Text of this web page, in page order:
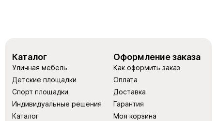
Каталог
Уличная мебель
Детские площадки
Спорт площадки
Индивидуальные решения
Каталог
Оформление заказа
Как оформить заказ
Оплата
Доставка
Гарантия
Моя корзина